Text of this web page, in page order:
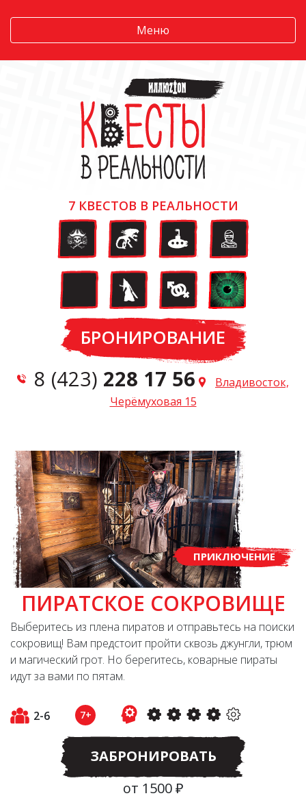
Меню
7 КВЕСТОВ В РЕАЛЬНОСТИ
БРОНИРОВАНИЕ
8 (423) 228 17 56
Владивосток,
Черёмуховая 15
ПРИКЛЮЧЕНИЕ
ПИРАТСКОЕ СОКРОВИЩЕ
Выберитесь из плена пиратов и отправьтесь на поиски
сокровищ! Вам предстоит пройти сквозь джунгли, трюм
и магический грот. Но берегитесь, коварные пираты
идут за вами по пятам.
2-6 7+
ЗАБРОНИРОВАТЬ
от 1500 ₽